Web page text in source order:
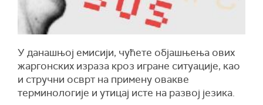
У данашњој емисији, чућете објашњења ових
жаргонских израза кроз игране ситуације, као
и стручни осврт на примену овакве
терминологије и утицај исте на развој језика.